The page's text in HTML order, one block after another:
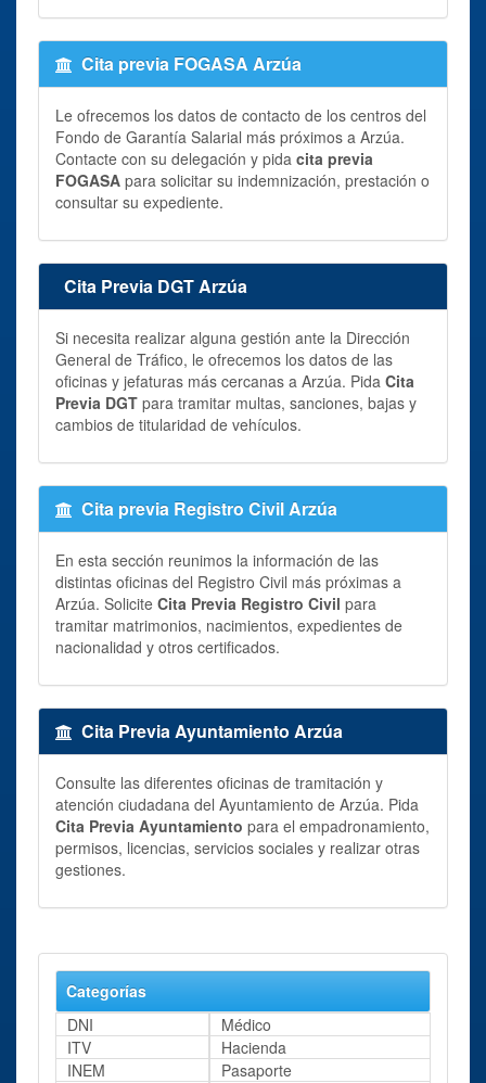
Cita previa FOGASA Arzúa
Le ofrecemos los datos de contacto de los centros del
Fondo de Garantía Salarial más próximos a Arzúa.
Contacte con su delegación y pida cita previa
FOGASA para solicitar su indemnización, prestación o
consultar su expediente.
Cita Previa DGT Arzúa
Si necesita realizar alguna gestión ante la Dirección
General de Tráfico, le ofrecemos los datos de las
oficinas y jefaturas más cercanas a Arzúa. Pida Cita
Previa DGT para tramitar multas, sanciones, bajas y
cambios de titularidad de vehículos.
Cita previa Registro Civil Arzúa
En esta sección reunimos la información de las
distintas oficinas del Registro Civil más próximas a
Arzúa. Solicite Cita Previa Registro Civil para
tramitar matrimonios, nacimientos, expedientes de
nacionalidad y otros certificados.
Cita Previa Ayuntamiento Arzúa
Consulte las diferentes oficinas de tramitación y
atención ciudadana del Ayuntamiento de Arzúa. Pida
Cita Previa Ayuntamiento para el empadronamiento,
permisos, licencias, servicios sociales y realizar otras
gestiones.
Categorías
DNI
Médico
ITV
Hacienda
INEM
Pasaporte